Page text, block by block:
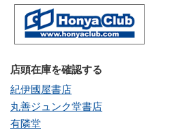
店頭在庫を確認する
紀伊國屋書店
丸善ジュンク堂書店
有隣堂